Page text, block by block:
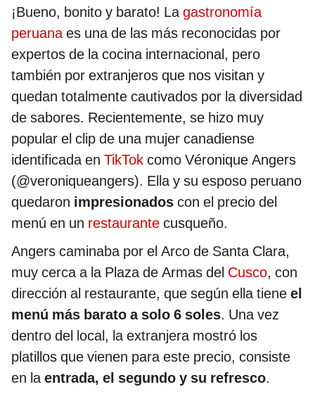
¡Bueno, bonito y barato! Lagastronomía
peruanaes una de las más reconocidas por
expertos de la cocina internacional, pero
también por extranjeros que nos visitan y
quedan totalmente cautivados por la diversidad
de sabores. Recientemente, se hizo muy
popular el clip de una mujer canadiense
identificada en TikTok como Véronique Angers
(@veroniqueangers). Ella y su esposo peruano
quedaron impresionados con el precio del
menú en un restaurante cusqueño.
Angers caminaba por el Arco de Santa Clara,
muy cerca a la Plaza de Armas del Cusco, con
dirección al restaurante, que según ella tiene el
menú más barato a solo 6 soles. Una vez
dentro del local, la extranjera mostró los
platillos que vienen para este precio, consiste
en laentrada, el segundo y su refresco.